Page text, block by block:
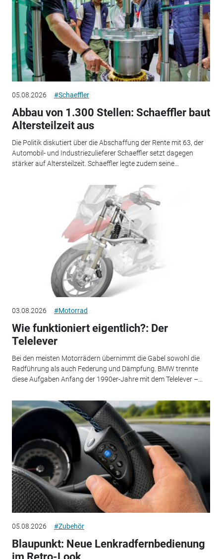
05.08.2026 #Schaeffler
Abbau von 1.300 Stellen: Schaeffler baut
Altersteilzeit aus
Die Politik diskutiert über die Abschaffung der Rente mit 63, der
Automobil- und Industriezulieferer Schaeffler setzt dagegen
stärker auf Altersteilzeit. Schaeffler legte zudem seine...
03.08.2026 #Motorrad
Wie funktioniert eigentlich?: Der
Telelever
Bei den meisten Motorrädern übernimmt die Gabel sowohl die
Radführung als auch Federung und Dämpfung. BMW trennte
diese Aufgaben Anfang der 1990er-Jahre mit dem Telelever –...
05.08.2026 #Zubehör
Blaupunkt: Neue Lenkradfernbedienung